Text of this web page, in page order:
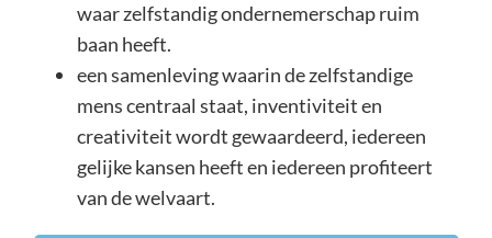
waar zelfstandig ondernemerschap ruim
baan heeft.
een samenleving waarin de zelfstandige
mens centraal staat, inventiviteit en
creativiteit wordt gewaardeerd, iedereen
gelijke kansen heeft en iedereen profiteert
van de welvaart.